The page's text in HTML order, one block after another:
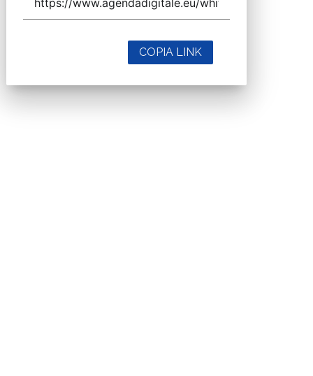
COPIA LINK